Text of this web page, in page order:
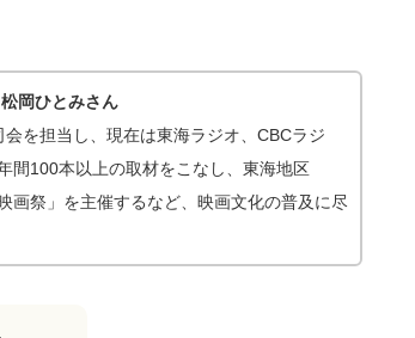
岡ひとみさん
を担当し、現在は東海ラジオ、CBCラジ
間100本以上の取材をこなし、東海地区
画祭」を主催するなど、映画文化の普及に尽